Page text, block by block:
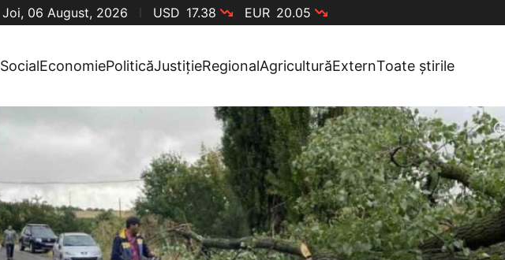
Joi, 06 August, 2026 USD 17.38 EUR 20.05
SocialEconomiePoliticăJustițieRegionalAgriculturăExternToate știrile